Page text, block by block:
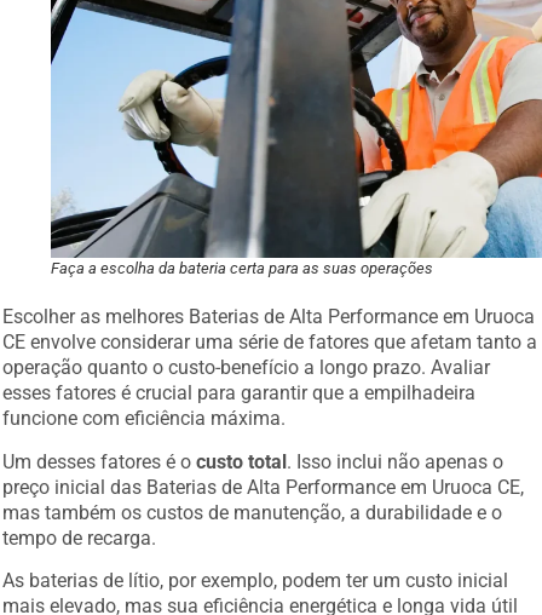
Faça a escolha da bateria certa para as suas operações
Escolher as melhores Baterias de Alta Performance em Uruoca
CE envolve considerar uma série de fatores que afetam tanto a
operação quanto o custo-benefício a longo prazo. Avaliar
esses fatores é crucial para garantir que a empilhadeira
funcione com eficiência máxima.
Um desses fatores é ocusto total. Isso inclui não apenas o
preço inicial das Baterias de Alta Performance em Uruoca CE,
mas também os custos de manutenção, a durabilidade e o
tempo de recarga.
As baterias de lítio, por exemplo, podem ter um custo inicial
mais elevado, mas sua eficiência energética e longa vida útil